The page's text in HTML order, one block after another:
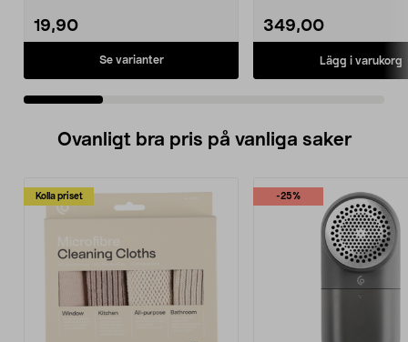
19,90
Se varianter
349,00
Lägg i varukorg
Ovanligt bra pris på vanliga saker
Kolla priset -25%